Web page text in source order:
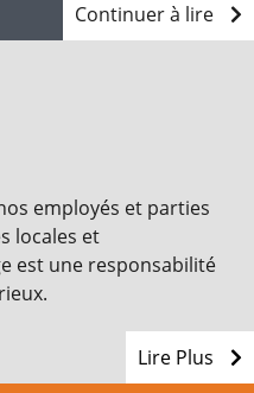
Continuer à lire
employés et parties
locales et
est une responsabilité
Lire Plus